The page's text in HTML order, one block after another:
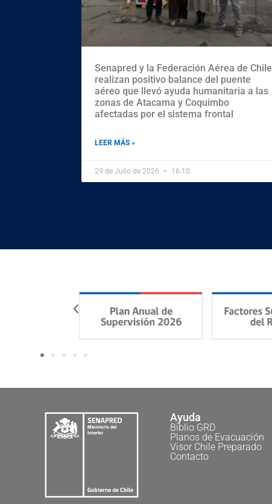
Senapred y la Federación Aérea de Chile
realizan positivo balance del puente
aéreo que llevó ayuda humanitaria a las
zonas de Atacama y Coquimbo
afectadas por el sistema frontal
LEER MÁS »
29 de Julio de 2026 16:10
Ayuda
Biblio GRD
Planos de Evacuación
Visor Chile Preparado
Contacto